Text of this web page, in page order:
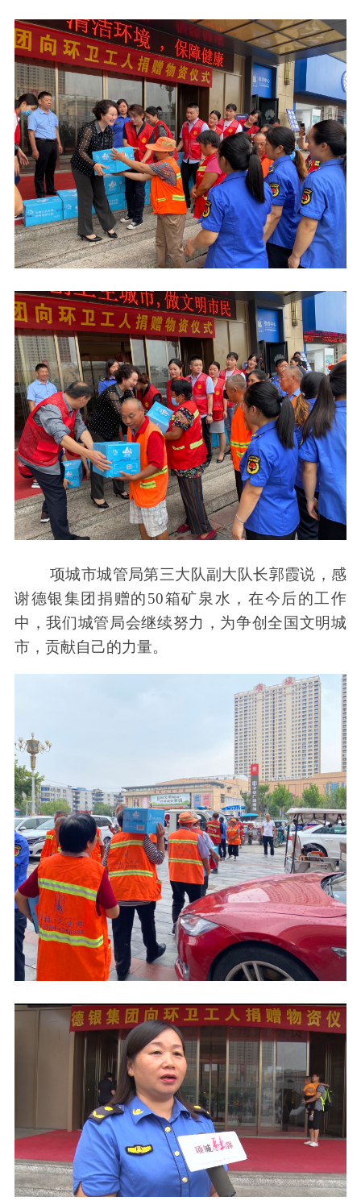
项城市城管局第三大队副大队长郭霞说，感
谢德银集团捐赠的50箱矿泉水，在今后的工作
中，我们城管局会继续努力，为争创全国文明城
市，贡献自己的力量。